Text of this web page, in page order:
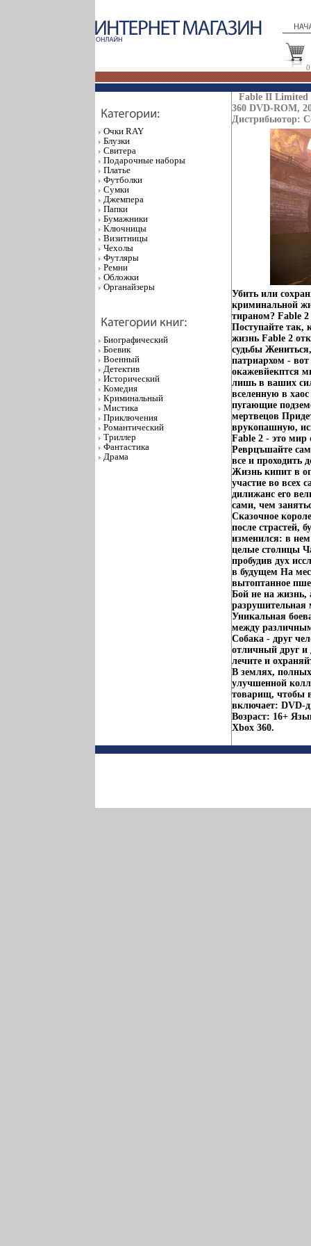
0
Очки RAY
Блузки
Свитера
Подарочные наборы
Платье
Футболки
Сумки
Джемпера
Папки
Бумажники
Ключницы
Визитницы
Чехолы
Футляры
Ремни
Обложки
Органайзеры
Биографический
Боевик
Военный
Детектив
Исторический
Комедия
Криминальный
Мистика
Приключения
Романтический
Триллер
Фантастика
Драма
Fable II Limited
360 DVD-ROM,
Дистрибьютор:
Убить или
криминальной
тираном? Fable
Поступайте так,
жизнь Fable 2
судьбы
патриархом -
окажевйекптся
лишь в ваших
вселенную в
пугающие
мертвецов
врукопашную,
Fable 2 - это мир
Реврцъшайте
все и проходить
Жизнь кипит в
участие во всех
дилижанс его
сами, чем
Сказочное
после страстей,
изменился: в
целые столицы
пробудив дух
в будущем На
вытоптанное
Бой не на жизнь,
разрушительная
Уникальная
между
Собака - друг
отличный друг и
лечите и
В землях, полных
улучшенной
товарищ, чтобы
включает: DVD-
Возраст: 16+
Xbox 360.